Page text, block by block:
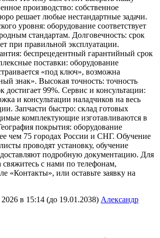
производство: собственное
решает любые нестандартные задачи.
уровня: оборудование соответствует
стандартам. Долговечность: срок
при правильной эксплуатации.
беспрецедентный гарантийный срок
поставки: оборудование
«под ключ», возможна
знак». Высокая точность: точность
достигает 99%. Сервис и консультации:
и консультации наладчиков на весь
Запчасти быстро: склад готовых
комплектующие изготавливаются в
покрытия: оборудование
чем 75 городах России и СНГ. Обучение
проводят установку, обучение
подробную документацию. Для
свяжитесь с нами по телефонам,
«Контакты», или оставьте заявку на
2026 в 15:14 (до 19.01.2038) Александр